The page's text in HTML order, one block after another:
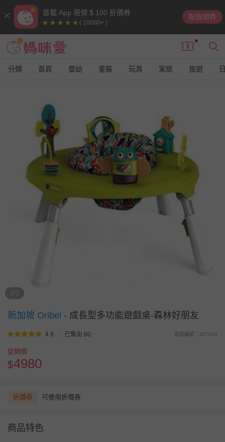
首載 App 現領 $ 100 折價券
( 10000+ )
點我領券
分類 首頁 嬰幼 童裝 玩具 家居 旅遊
1/1
新加坡 Oribel - 成長型多功能遊戲桌-森林好朋友
4.9 已售出 80 商品編號：207619
促銷價
$4980
折價券 可使用折價券
商品特色